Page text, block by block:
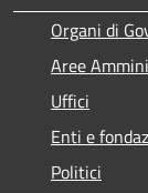
Organi di
Aree
Uffici
Enti e
Politici